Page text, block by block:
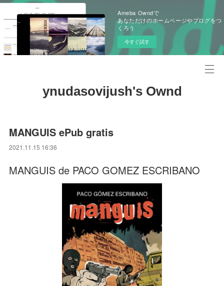
Ameba Owndで
あなただけのホームページやブログをつ
くろう
今すぐ試す
ynudasovijush's Ownd
MANGUIS ePub gratis
2021.11.15 16:36
MANGUIS de PACO GOMEZ ESCRIBANO